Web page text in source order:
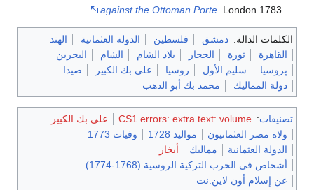
against the Ottoman Porte. London 1783
الكلمات الدالة: دمشق فلسطين الدولة العثمانية
الهند
القاهرة
ثورة الحجاز بلاد الشام الشام
البحرين
پروسيا
سليم الأول روسيا علي بك الكبير
صيدا
دولة المماليك
محمد بك أبو الدهب
تصنيفات:
CS1 errors: extra text: volume
علي بك الكبير
ولاة مصر العثمانيون
مواليد 1728
وفيات 1773
الدولة العثمانية
مماليك
أبخاز
أشخاص في الحرب التركية الروسية (1768-1774)
عن إسلام أون لاين.نت